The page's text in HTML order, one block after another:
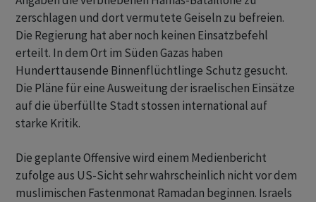
zerschlagen und dort vermutete Geiseln zu befreien.
Die Regierung hat aber noch keinen Einsatzbefehl
erteilt. In dem Ort im Süden Gazas haben
Hunderttausende Binnenflüchtlinge Schutz gesucht.
Die Pläne für eine Ausweitung der israelischen Einsätze
auf die überfüllte Stadt stossen international auf
starke Kritik.
Die geplante Offensive wird einem Medienbericht
zufolge aus US-Sicht sehr wahrscheinlich nicht vor dem
muslimischen Fastenmonat Ramadan beginnen. Israels